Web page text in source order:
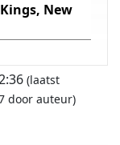
New
(laatst
door auteur)